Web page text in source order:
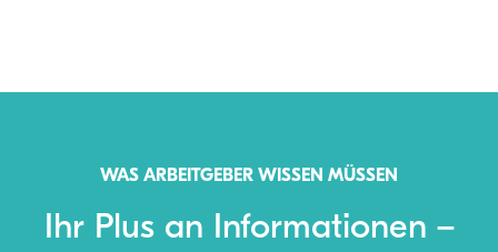
WAS ARBEITGEBER WISSEN MÜSSEN
Ihr Plus an Informationen –